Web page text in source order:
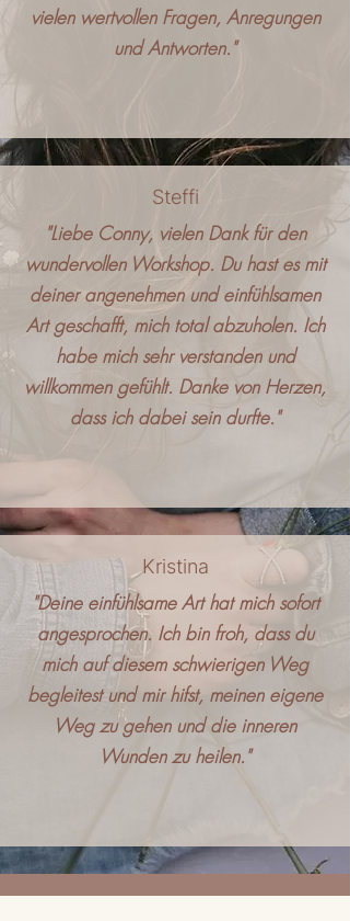
vielen wertvollen Fragen, Anregungen
und Antworten."
Steffi
"Liebe Conny, vielen Dank für den
wundervollen Workshop. Du hast es mit
deiner angenehmen und einfühlsamen
Art geschafft, mich total abzuholen. Ich
habe mich sehr verstanden und
willkommen gefühlt. Danke von Herzen,
dass ich dabei sein durfte."
Kristina
"Deine einfühlsame Art hat mich sofort
angesprochen. Ich bin froh, dass du
mich auf diesem schwierigen Weg
begleitest und mir hifst, meinen eigene
Weg zu gehen und die inneren
Wunden zu heilen."